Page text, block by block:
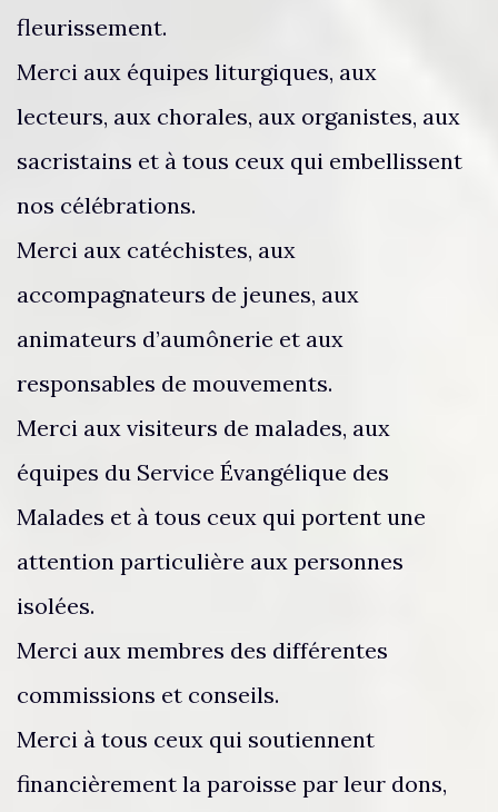
fleurissement.
Merci aux équipes liturgiques, aux
lecteurs, aux chorales, aux organistes, aux
sacristains et à tous ceux qui embellissent
nos célébrations.
Merci aux catéchistes, aux
accompagnateurs de jeunes, aux
animateurs d’aumônerie et aux
responsables de mouvements.
Merci aux visiteurs de malades, aux
équipes du Service Évangélique des
Malades et à tous ceux qui portent une
attention particulière aux personnes
isolées.
Merci aux membres des différentes
commissions et conseils.
Merci à tous ceux qui soutiennent
financièrement la paroisse par leur dons,